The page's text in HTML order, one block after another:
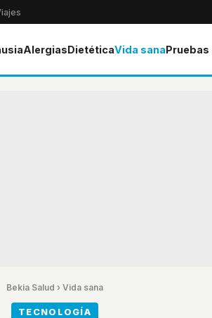
AlergiasDietéticaVida sana
Bekia Salud › Vida sana
TECNOLOGÍA